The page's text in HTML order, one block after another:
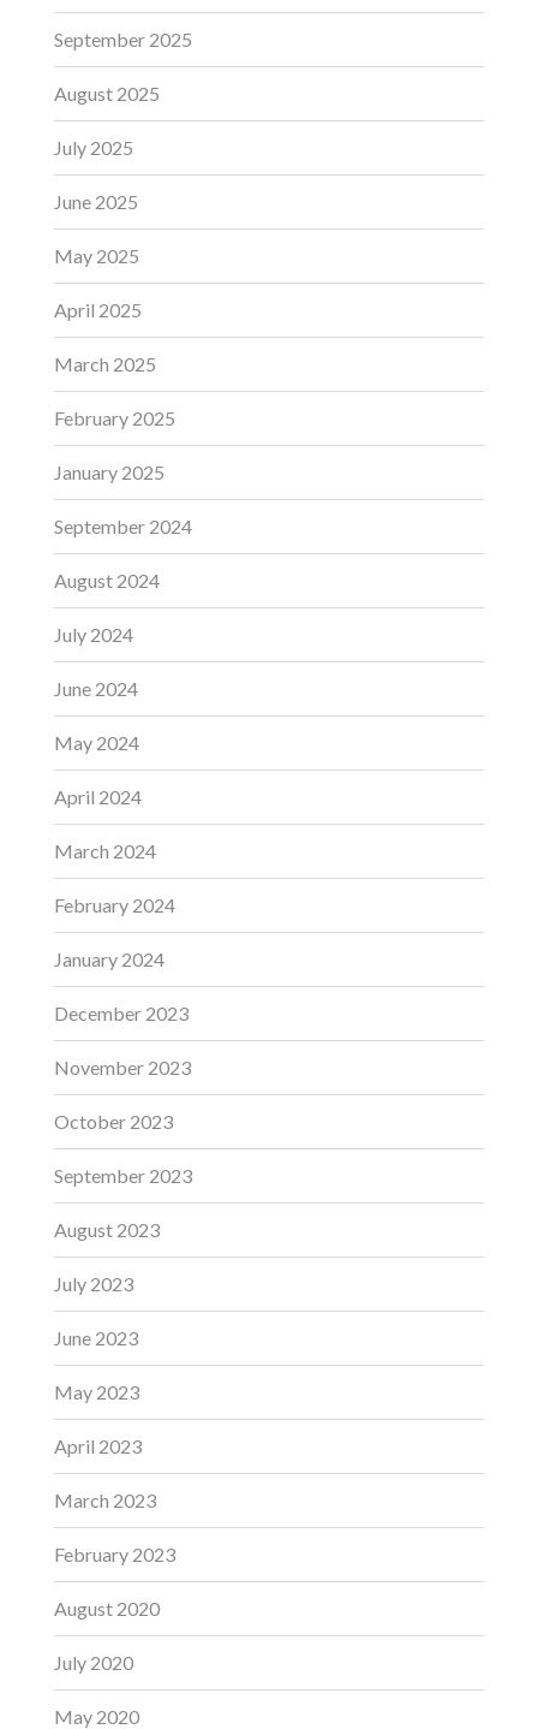
September 2025
August 2025
July 2025
June 2025
May 2025
April 2025
March 2025
February 2025
January 2025
September 2024
August 2024
July 2024
June 2024
May 2024
April 2024
March 2024
February 2024
January 2024
December 2023
November 2023
October 2023
September 2023
August 2023
July 2023
June 2023
May 2023
April 2023
March 2023
February 2023
August 2020
July 2020
May 2020